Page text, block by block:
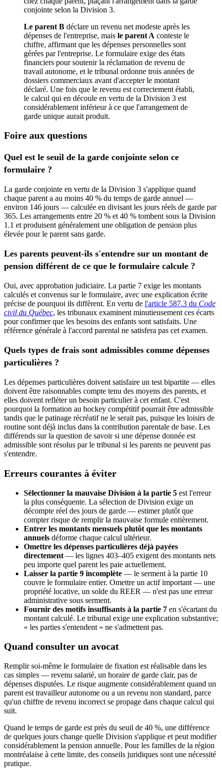
conjointe selon la Division 3.
Le parent B déclare un revenu net modeste après les
dépenses de l'entreprise, mais le parent A conteste le
chiffre, affirmant que les dépenses personnelles sont
gérées par l'entreprise. Le formulaire exige des états
financiers pour soutenir la réclamation de revenu de
travail autonome, et le tribunal ordonne trois années de
dossiers commerciaux avant d'accepter le montant
déclaré. Une fois que le revenu est correctement établi,
le calcul qui en découle en vertu de la Division 3 est
considérablement inférieur à ce que l'arrangement de
garde unique aurait produit.
Foire aux questions
Quel est le seuil de la garde conjointe selon ce
formulaire ?
La garde conjointe en vertu de la Division 3 s'applique quand
chaque parent a au moins 40 % du temps de garde annuel —
environ 146 jours — calculée en divisant les jours réels de garde par
365. Les arrangements entre 20 % et 40 % tombent sous la Division
1.1 et produisent généralement une obligation de pension plus
élevée pour le parent sans garde.
Les parents peuvent-ils s'entendre sur un montant de
pension différent de ce que le formulaire calcule ?
Oui, avec approbation judiciaire. La partie 7 exige les montants
calculés et convenus sur le formulaire, avec une explication écrite
précise de pourquoi ils diffèrent. En vertu de l'article 587.3 du Code
civil du Québec, les tribunaux examinent minutieusement ces écarts
pour confirmer que les besoins des enfants sont satisfaits. Une
référence générale à l'accord parental ne satisfera pas cet examen.
Quels types de frais sont admissibles comme dépenses
particulières ?
Les dépenses particulières doivent satisfaire un test bipartite — elles
doivent être raisonnables compte tenu des moyens des parents, et
elles doivent refléter un besoin particulier à cet enfant. C'est
pourquoi la formation au hockey compétitif pourrait être admissible
tandis que le patinage récréatif ne le serait pas, puisque les loisirs de
routine sont déjà inclus dans la contribution parentale de base. Les
différends sur la question de savoir si une dépense donnée est
admissible sont résolus par le tribunal si les parents ne peuvent pas
s'entendre.
Erreurs courantes à éviter
Sélectionner la mauvaise Division à la partie 5 est l'erreur
la plus conséquente. La sélection de Division exige un
décompte réel des jours de garde — estimer plutôt que
compter risque de remplir la mauvaise formule entièrement.
Entrer les montants mensuels plutôt que les montants
annuels déforme chaque calcul ultérieur.
Omettre les dépenses particulières déjà payées
directement — les lignes 403–405 exigent des montants nets
peu importe quel parent les paie actuellement.
Laisser la partie 9 incomplète — le serment à la partie 10
couvre le formulaire entier. Omettre un actif important — une
propriété locative, un solde du REER — n'est pas une erreur
administrative sous serment.
Fournir des motifs insuffisants à la partie 7 en s'écartant du
montant calculé. Le tribunal exige une explication substantive;
« les parties s'entendent » ne s'admettent pas.
Quand consulter un avocat
Remplir soi-même le formulaire de fixation est réalisable dans les
cas simples — revenu salarié, un horaire de garde clair, pas de
dépenses disputées. Le risque augmente considérablement quand un
parent est travailleur autonome ou a un revenu non standard, parce
qu'un chiffre de revenu incorrect se propage dans chaque calcul qui
suit.
Quand le temps de garde est près du seuil de 40 %, une différence
de quelques jours change quelle Division s'applique et peut modifier
considérablement la pension annuelle. Pour les familles de la région
montréalaise à cette limite, des conseils juridiques sont une nécessité
pratique.